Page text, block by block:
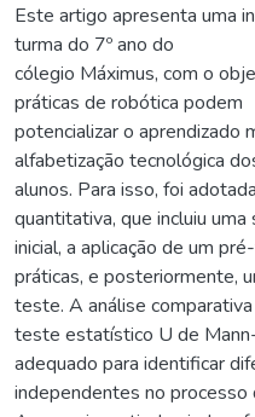
Este artigo apresenta uma
turma do 7º ano do
cólegio Máximus, com o
práticas de robótica podem
potencializar o aprendizado
alfabetização tecnológica
alunos. Para isso, foi
quantitativa, que incluiu uma
inicial, a aplicação de um
práticas, e posteriormente,
teste. A análise
teste estatístico U de
adequado para identificar
independentes no processo